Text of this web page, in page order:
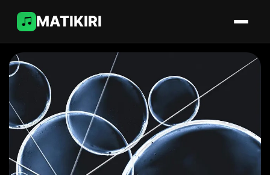
MATIKIRI